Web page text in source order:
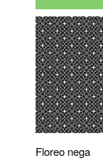
Floreo nega